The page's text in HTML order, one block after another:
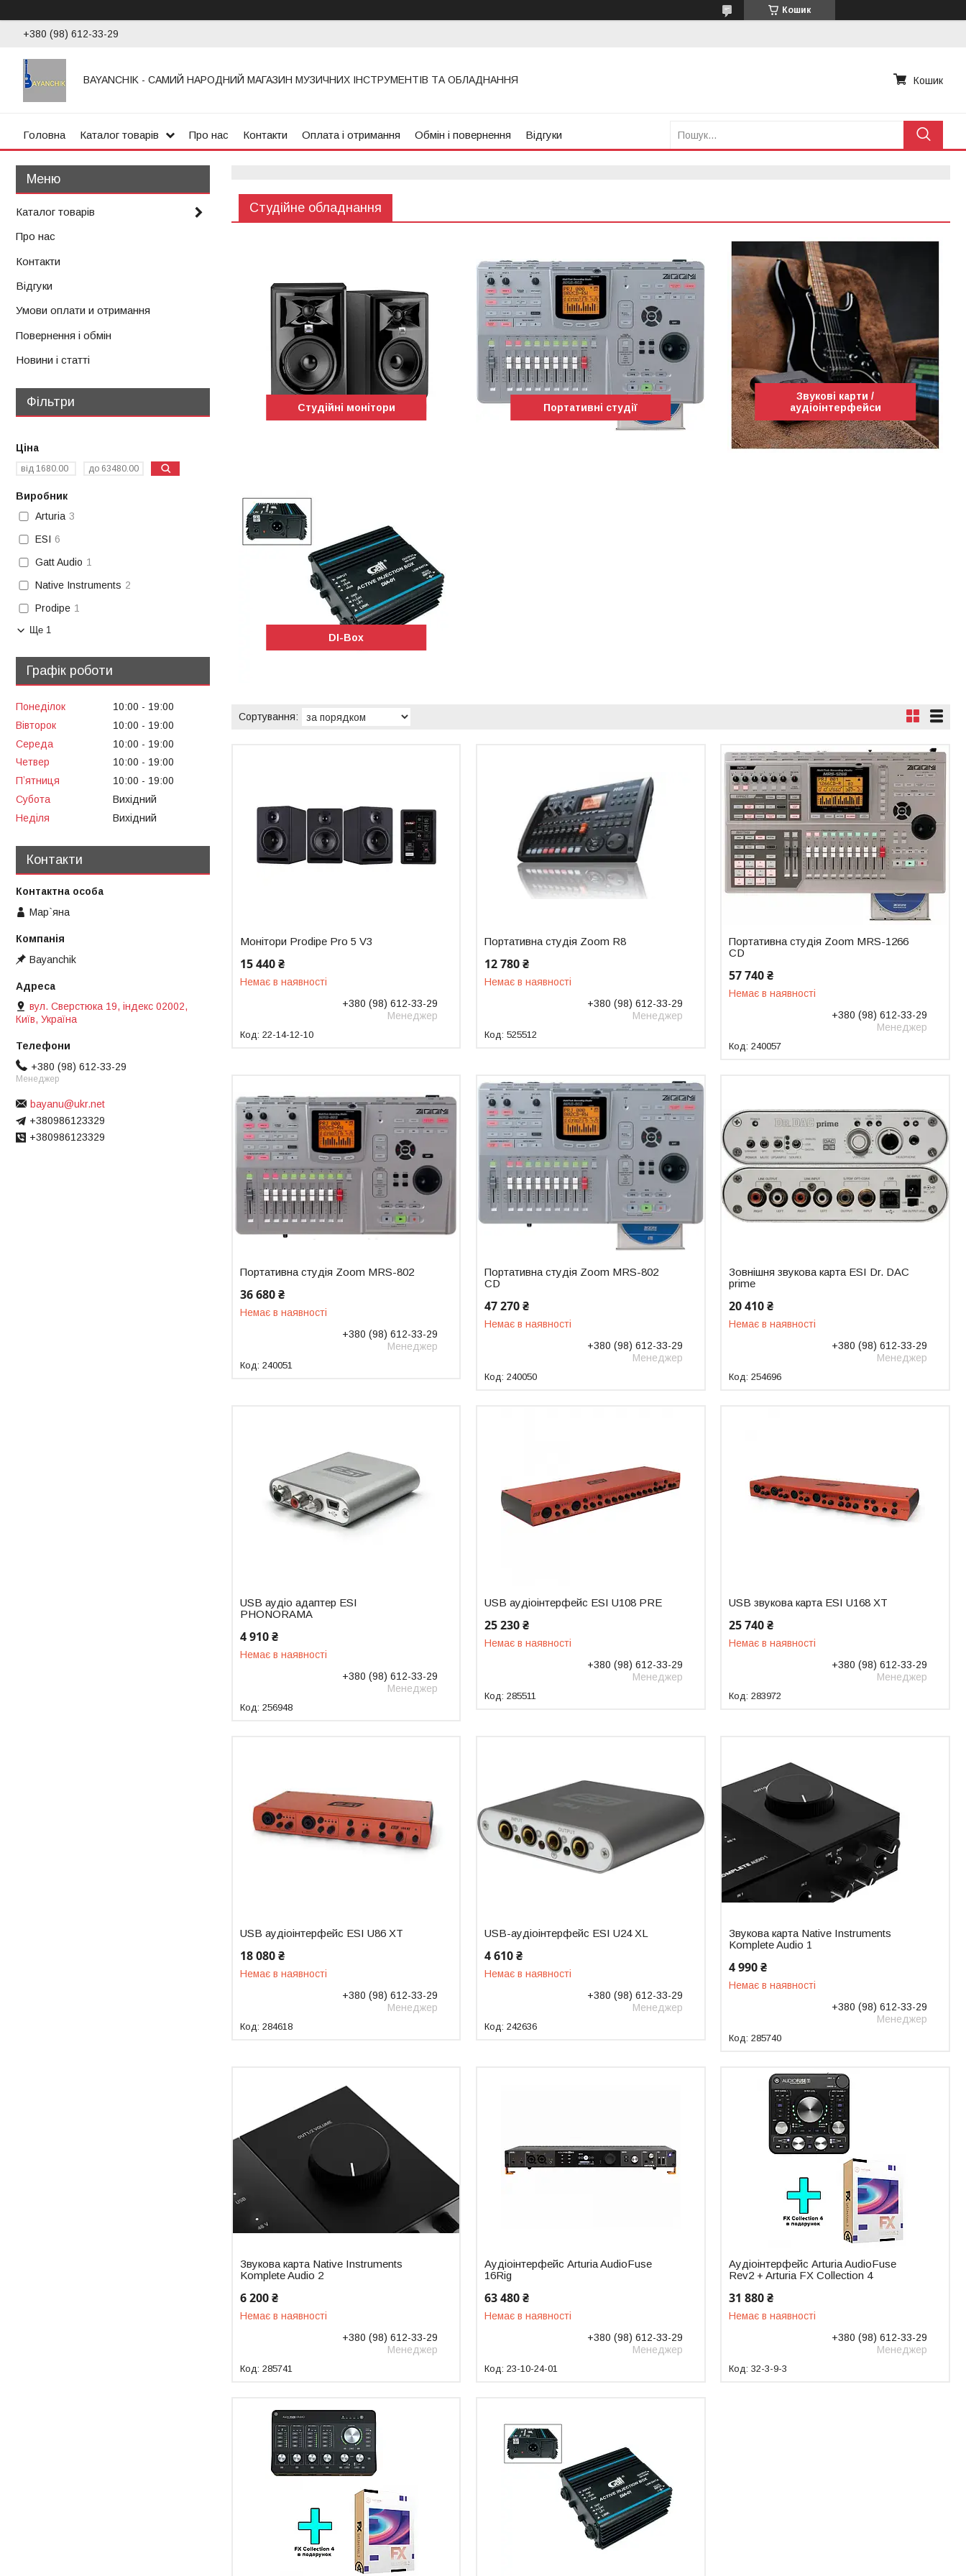
Кошик
+380 (98) 612-33-29
BAYANCHIK - САМИЙ НАРОДНИЙ МАГАЗИН МУЗИЧНИХ ІНСТРУМЕНТІВ ТА ОБЛАДНАННЯ Кошик
Головна Каталог товарів Про нас Контакти Оплата і отримання Обмін і повернення Відгуки
Студійне обладнання
Студійні монітори Портативні студії
Звукові карти /
аудіоінтерфейси
DI-Box
Монітори Prodipe Pro 5 V3
15 440 ₴
Немає в наявності
+380 (98) 612-33-29
Менеджер
22-14-12-10
Портативна студія Zoom R8
12 780 ₴
Немає в наявності
+380 (98) 612-33-29
Менеджер
525512
Портативна студія Zoom MRS-1266
CD
57 740 ₴
Немає в наявності
+380 (98) 612-33-29
Менеджер
240057
Портативна студія Zoom MRS-802
36 680 ₴
Немає в наявності
+380 (98) 612-33-29
Менеджер
240051
Портативна студія Zoom MRS-802
CD
47 270 ₴
Немає в наявності
+380 (98) 612-33-29
Менеджер
240050
Зовнішня звукова карта ESI Dr. DAC
prime
20 410 ₴
Немає в наявності
+380 (98) 612-33-29
Менеджер
254696
USB аудіо адаптер ESI
PHONORAMA
4 910 ₴
Немає в наявності
+380 (98) 612-33-29
Менеджер
256948
USB аудіоінтерфейc ESI U108 PRE
25 230 ₴
Немає в наявності
+380 (98) 612-33-29
Менеджер
285511
USB звукова карта ESI U168 XT
25 740 ₴
Немає в наявності
+380 (98) 612-33-29
Менеджер
283972
USB аудіоінтерфейс ESI U86 XT
18 080 ₴
Немає в наявності
+380 (98) 612-33-29
Менеджер
284618
USB-аудіоінтерфейс ESI U24 XL
4 610 ₴
Немає в наявності
+380 (98) 612-33-29
Менеджер
242636
Звукова карта Native Instruments
Komplete Audio 1
4 990 ₴
Немає в наявності
+380 (98) 612-33-29
Менеджер
285740
Звукова карта Native Instruments
Komplete Audio 2
6 200 ₴
Немає в наявності
+380 (98) 612-33-29
Менеджер
285741
Аудіоінтерфейс Arturia AudioFuse
16Rig
63 480 ₴
Немає в наявності
+380 (98) 612-33-29
Менеджер
23-10-24-01
Аудіоінтерфейс Arturia AudioFuse
Rev2 + Arturia FX Collection 4
31 880 ₴
Немає в наявності
+380 (98) 612-33-29
Менеджер
32-3-9-3
Каталог товарів
Про нас
Контакти
Відгуки
Умови оплати и отримання
Повернення і обмін
Новини і статті
Фільтри
Ціна
Виробник
Arturia 3
ESI 6
Gatt Audio 1
Native Instruments 2
Prodipe 1
Ще 1
Графік роботи
Понеділок 10:00
19:00
Вівторок
10:00
19:00
Середа
10:00
19:00
Четвер
10:00
19:00
Пʼятниця
10:00
19:00
Субота
Вихідний
Неділя
Вихідний
Контакти
Мар`яна
Bayanchik
вул. Сверстюка 19, індекс 02002,
Київ, Україна
+380 (98) 612-33-29
Менеджер
bayanu@ukr.net
+380986123329
+380986123329